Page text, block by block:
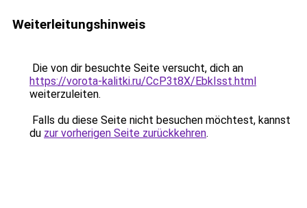
Weiterleitungshinweis
Die von dir besuchte Seite versucht, dich an
https://vorota-kalitki.ru/CcP3t8X/EbkIsst.html
weiterzuleiten.
Falls du diese Seite nicht besuchen möchtest, kannst
du zur vorherigen Seite zurückkehren.